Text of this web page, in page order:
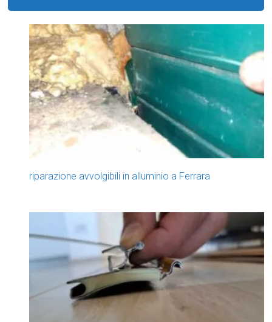
riparazione avvolgibili in alluminio a Ferrara